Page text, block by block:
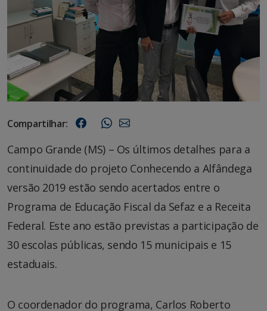
Compartilhar:
Campo Grande (MS) – Os últimos detalhes para a
continuidade do projeto Conhecendo a Alfândega
versão 2019 estão sendo acertados entre o
Programa de Educação Fiscal da Sefaz e a Receita
Federal. Este ano estão previstas a participação de
30 escolas públicas, sendo 15 municipais e 15
estaduais.
O coordenador do programa, Carlos Roberto